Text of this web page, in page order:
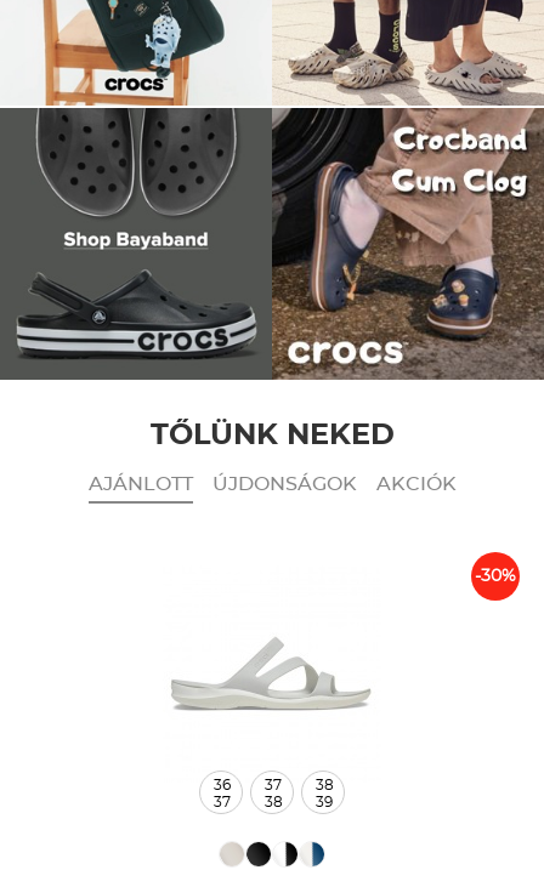
TŐLÜNK NEKED
AJÁNLOTT ÚJDONSÁGOK AKCIÓK
-30%
36
37
37
38
38
39